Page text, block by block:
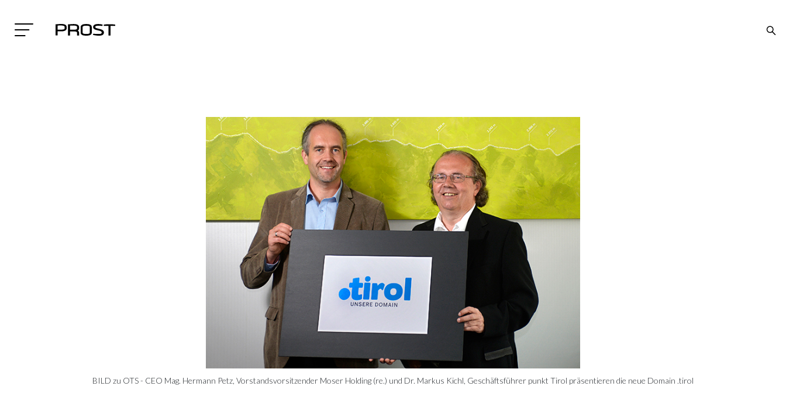
BILD zu OTS - CEO Mag. Hermann Petz, Vorstandsvorsitzender Moser Holding (re.) und Dr. Markus Kichl, Geschäftsführer punkt Tirol präsentieren die neue Domain .tirol